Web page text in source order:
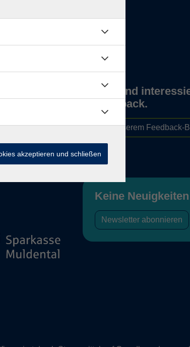
Wir sind
Feedback.
Zu unserem Feedback-
Keine
Newsletter abonnieren
akzeptieren und schließen